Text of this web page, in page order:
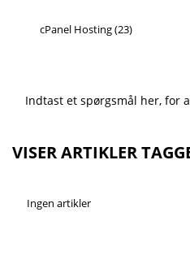
VISER ARTIKLER
Ingen artikler